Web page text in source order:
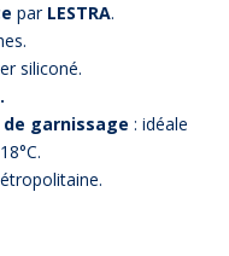
par LESTRA.
siliconé.
de garnissage : idéale